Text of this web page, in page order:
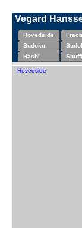
Vegard
Hovedside
Sudoku
Hashi
Hovedside